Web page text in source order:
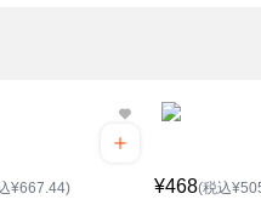
¥667.44) ¥468(税込